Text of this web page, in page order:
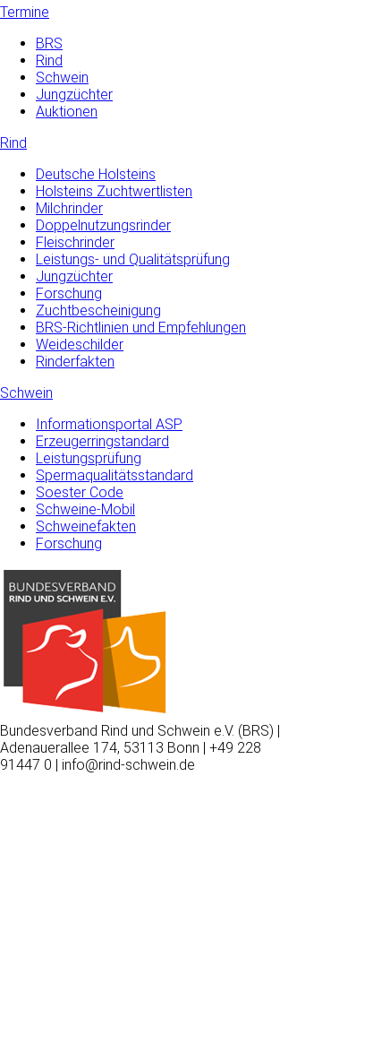
Termine
BRS
Rind
Schwein
Jungzüchter
Auktionen
Rind
Deutsche Holsteins
Holsteins Zuchtwertlisten
Milchrinder
Doppelnutzungsrinder
Fleischrinder
Leistungs- und Qualitätsprüfung
Jungzüchter
Forschung
Zuchtbescheinigung
BRS-Richtlinien und Empfehlungen
Weideschilder
Rinderfakten
Schwein
Informationsportal ASP
Erzeugerringstandard
Leistungsprüfung
Spermaqualitätsstandard
Soester Code
Schweine-Mobil
Schweinefakten
Forschung
Bundesverband Rind und Schwein e.V. (BRS) |
Adenauerallee 174, 53113 Bonn | +49 228
91447 0 | info@rind-schwein.de